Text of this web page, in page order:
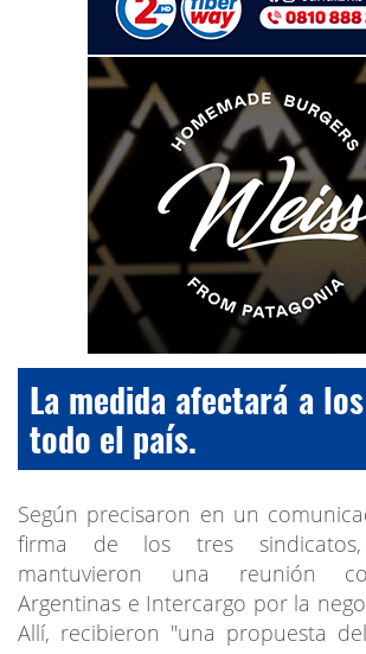
La medida afectará a
todo el país.
Según precisaron en un
firma de los tres
mantuvieron una reunión
Argentinas e Intercargo por la
Allí, recibieron "una propuesta